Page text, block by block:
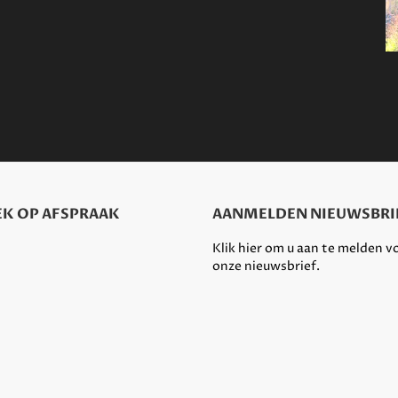
OP AFSPRAAK AANMELDEN
Klik hier om u aan te melden
onze nieuwsbrief.